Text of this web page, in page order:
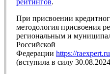
рейтингов.
При присвоении
методология присвоения
региональным и
Российской
Федерации https://
(вступила в силу